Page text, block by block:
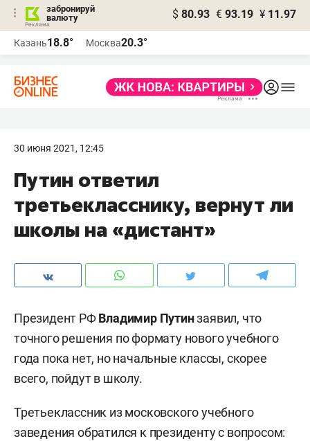
забронируй
валюту
$ 80.93 € 93.19 ¥ 11.97
Казань18.8° Москва20.3°
30 июня 2021, 12:45
Путин ответил
третьекласснику, вернут ли
школы на «дистант»
Президент РФВладимир Путинзаявил, что
точного решения по формату нового учебного
года пока нет, но начальные классы, скорее
всего, пойдут в школу.
Третьеклассник из московского учебного
заведения обратился к президенту с вопросом: